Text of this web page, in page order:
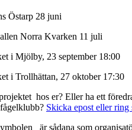
Östarp 28 juni
Norra Kvarken 11 juli
i Mjölby, 23 september 18:00
i Trollhättan, 27 oktober 17:30
hos er? Eller ha ett
Skicka epost eller ring
är sådana som